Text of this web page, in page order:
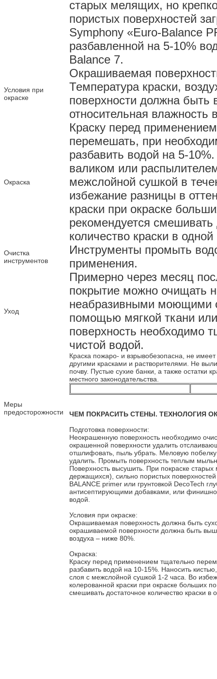
старых мелящих, но
пористых поверхностей
Symphony «Euro-Balance
разбавленной на 5-10%
Balance 7.
Условия при
окраске
Окрашиваемая
Температура краски,
поверхности должна
относительная влажность
Окраска
Краску перед
перемешать, при
разбавить водой на 5-
валиком или
межслойной сушкой в
избежание разницы в
краски при окраске
рекомендуется смешивать
количество краски в
Очистка
инструментов
Инструменты промыть
применения.
Уход
Примерно через месяц
покрытие можно очищать
неабразивными моющими
помощью мягкой ткани
поверхность необходимо
чистой водой.
Меры
предосторожности
Краска пожаро- и взрывобезопасна, не
другими красками и растворителями. Не
почву. Пустые сухие банки, а также остатки
местного законодательства.
ЧЕМ ПОКРАСИТЬ СТЕНЫ. ТЕХНОЛОГИЯ
Подготовка поверхности:
Неокрашенную поверхность необходимо
окрашенной поверхности удалить
отшлифовать, пыль убрать. Меловую побелку
удалить. Промыть поверхность теплым
Поверхность высушить. При покраске
держащихся), сильно пористых поверхностей
BALANCE primer или грунтовкой DecoTech
антисептирующими добавками, или
водой.
Условия при окраске:
Окрашиваемая поверхность должна быть
окрашиваемой поверхности должна быть
воздуха – ниже 80%.
Окраска:
Краску перед применением тщательно
разбавить водой на 10-15%. Наносить
слоя с межслойной сушкой 1-2 часа. Во
колерованной краски при окраске больших
смешивать достаточное количество краски в